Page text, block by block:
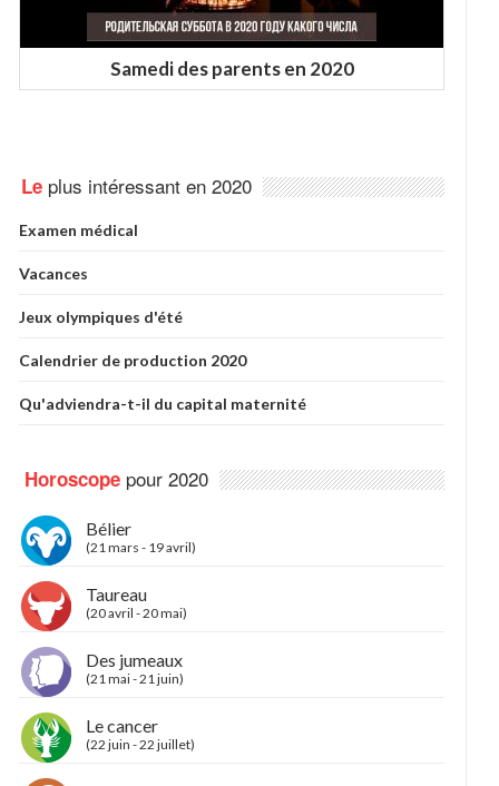
Samedi des parents en 2020
Le plus intéressant en 2020
Examen médical
Vacances
Jeux olympiques d'été
Calendrier de production 2020
Qu'adviendra-t-il du capital maternité
Horoscope pour 2020
Bélier
(21 mars - 19 avril)
Taureau
(20 avril - 20 mai)
Des jumeaux
(21 mai - 21 juin)
Le cancer
(22 juin - 22 juillet)